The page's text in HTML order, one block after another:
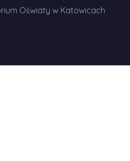
Oświaty w Katowicach